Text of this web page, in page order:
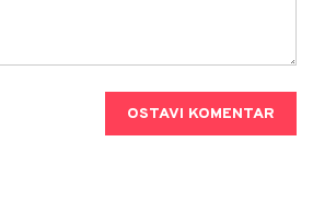
OSTAVI KOMENTAR